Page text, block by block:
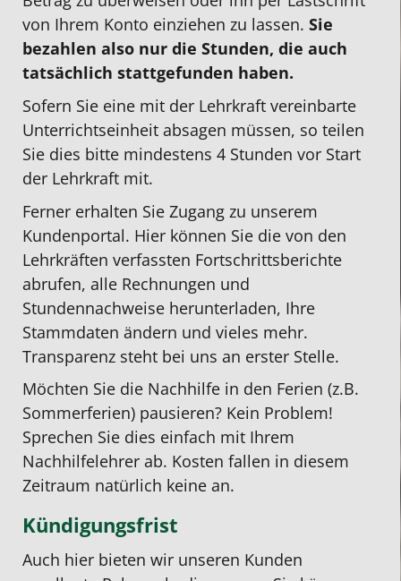
von Ihrem Konto einziehen zu lassen. Sie
bezahlen also nur die Stunden, die auch
tatsächlich stattgefunden haben.
Sofern Sie eine mit der Lehrkraft vereinbarte
Unterrichtseinheit absagen müssen, so teilen
Sie dies bitte mindestens 4 Stunden vor Start
der Lehrkraft mit.
Ferner erhalten Sie Zugang zu unserem
Kundenportal. Hier können Sie die von den
Lehrkräften verfassten Fortschrittsberichte
abrufen, alle Rechnungen und
Stundennachweise herunterladen, Ihre
Stammdaten ändern und vieles mehr.
Transparenz steht bei uns an erster Stelle.
Möchten Sie die Nachhilfe in den Ferien (z.B.
Sommerferien) pausieren? Kein Problem!
Sprechen Sie dies einfach mit Ihrem
Nachhilfelehrer ab. Kosten fallen in diesem
Zeitraum natürlich keine an.
Kündigungsfrist
Auch hier bieten wir unseren Kunden